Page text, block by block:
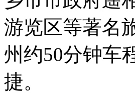
游览区等著名
州约50分钟车
捷。